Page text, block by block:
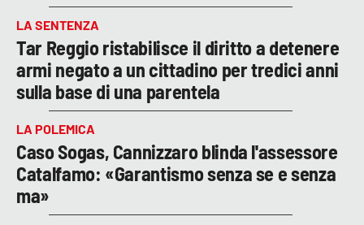
LA SENTENZA
Tar Reggio ristabilisce il diritto a detenere
armi negato a un cittadino per tredici anni
sulla base di una parentela
LA POLEMICA
Caso Sogas, Cannizzaro blinda l'assessore
Catalfamo: «Garantismo senza se e senza
ma»